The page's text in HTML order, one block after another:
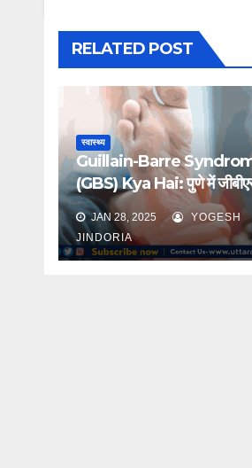
RELATED POST
स्वास्थ्य
Guillain-Barre
(GBS) Kya Hai: पुणे में
कहर, जानें इसके लक्षण, कारण और
के उपाय
JAN 28, 2025
YOGESH
JINDORIA